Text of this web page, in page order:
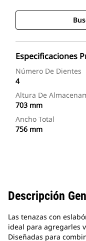
Especificaciones
Número De Dientes
4
Altura De
703 mm
Ancho Total
756 mm
Descripción
Las tenazas con
ideal para agregarles
Diseñadas para